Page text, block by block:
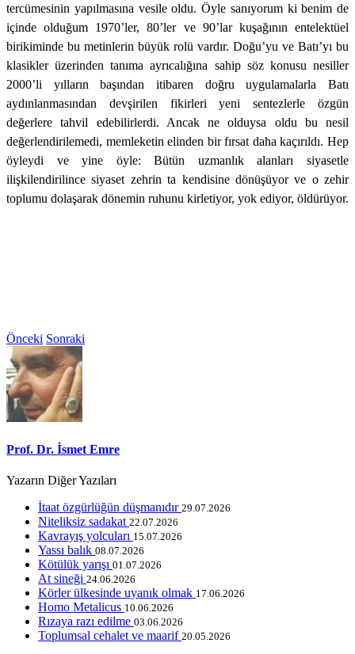
tercümesinin yapılmasına vesile oldu. Öyle sanıyorum ki benim de
içinde olduğum 1970’ler, 80’ler ve 90’lar kuşağının entelektüel
birikiminde bu metinlerin büyük rolü vardır. Doğu’yu ve Batı’yı bu
klasikler üzerinden tanıma ayrıcalığına sahip söz konusu nesiller
2000’li yılların başından itibaren doğru uygulamalarla Batı
aydınlanmasından devşirilen fikirleri yeni sentezlerle özgün
değerlere tahvil edebilirlerdi. Ancak ne olduysa oldu bu nesil
değerlendirilemedi, memleketin elinden bir fırsat daha kaçırıldı. Hep
öyleydi ve yine öyle: Bütün uzmanlık alanları siyasetle
ilişkilendirilince siyaset zehrin ta kendisine dönüşüyor ve o zehir
toplumu dolaşarak dönemin ruhunu kirletiyor, yok ediyor, öldürüyor.
Önceki Sonraki
Prof. Dr. İsmet Emre
Yazarın Diğer Yazıları
İtaat özgürlüğün düşmanıdır 29.07.2026
Niteliksiz sadakat 22.07.2026
Kavrayış yolcuları 15.07.2026
Yassı balık 08.07.2026
Kötülük yarışı 01.07.2026
At sineği 24.06.2026
Körler ülkesinde uyanık olmak 17.06.2026
Homo Metalicus 10.06.2026
Rızaya razı edilme 03.06.2026
Toplumsal cehalet ve maarif 20.05.2026